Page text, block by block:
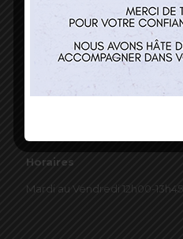
Contact
Horaires
Mardi au Vendredi 12h00-13h45